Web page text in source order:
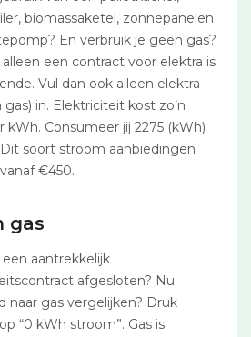
biomassaketel, zonnepanelen
En verbruik je geen gas?
alleen een contract voor elektra is
Vul dan ook alleen elektra
gas) in. Elektriciteit kost zo’n
kWh. Consumeer jij 2275 (kWh)
soort stroom aanbiedingen
€450.
gas
een aantrekkelijk
afgesloten? Nu
naar gas vergelijken? Druk
“0 kWh stroom”. Gas is